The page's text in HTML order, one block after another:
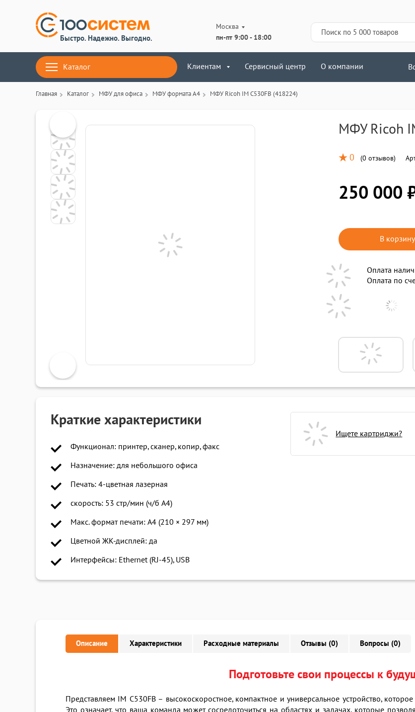
Быстро. Надежно. Выгодно.
Москва
пн-пт 9:00 - 18:00
Каталог Клиентам Сервисный центр О компании
Главная Каталог МФУ для офиса МФУ формата А4 МФУ Ricoh IM C530FB (418224)
МФУ Ricoh
0 (0 отзывов)
250 000
В корзину
Оплата
Оплата по
Краткие характеристики
Функционал: принтер, сканер, копир, факс
Назначение: для небольшого офиса
Печать: 4-цветная лазерная
скорость: 53 стр/мин (ч/б A4)
Макс. формат печати: A4 (210 × 297 мм)
Цветной ЖК-дисплей: да
Интерфейсы: Ethernet (RJ-45), USB
Ищете картриджи?
Описание Характеристики Расходные материалы Отзывы (0) Вопросы (0)
Подготовьте свои процессы к
Представляем IM C530FB – высокоскоростное, компактное и универсальное устройство,
Это означает, что ваша команда может сосредоточиться на областях и задачах, которые